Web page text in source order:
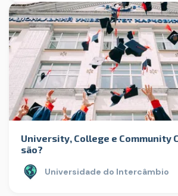
University, College e Community
são?
Universidade do Intercâmbio